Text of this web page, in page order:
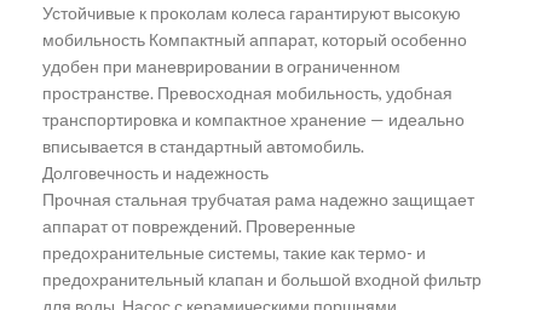
Устойчивые к проколам колеса гарантируют высокую
мобильность Компактный аппарат, который особенно
удобен при маневрировании в ограниченном
пространстве. Превосходная мобильность, удобная
транспортировка и компактное хранение — идеально
вписывается в стандартный автомобиль.
Долговечность и надежность
Прочная стальная трубчатая рама надежно защищает
аппарат от повреждений. Проверенные
предохранительные системы, такие как термо- и
предохранительный клапан и большой входной фильтр
для воды. Насос с керамическими поршнями.